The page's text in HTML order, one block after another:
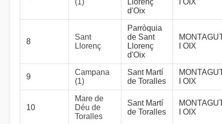
(1)
Llorenç
d'Oix
I OIX
8
Sant
Llorenç
Parròquia
de Sant
Llorenç
d'Oix
I OIX
9
Campana
(1)
Sant Martí
de Toralles
I OIX
10
Mare de
Déu de
Toralles
Sant Martí
de Toralles
I OIX